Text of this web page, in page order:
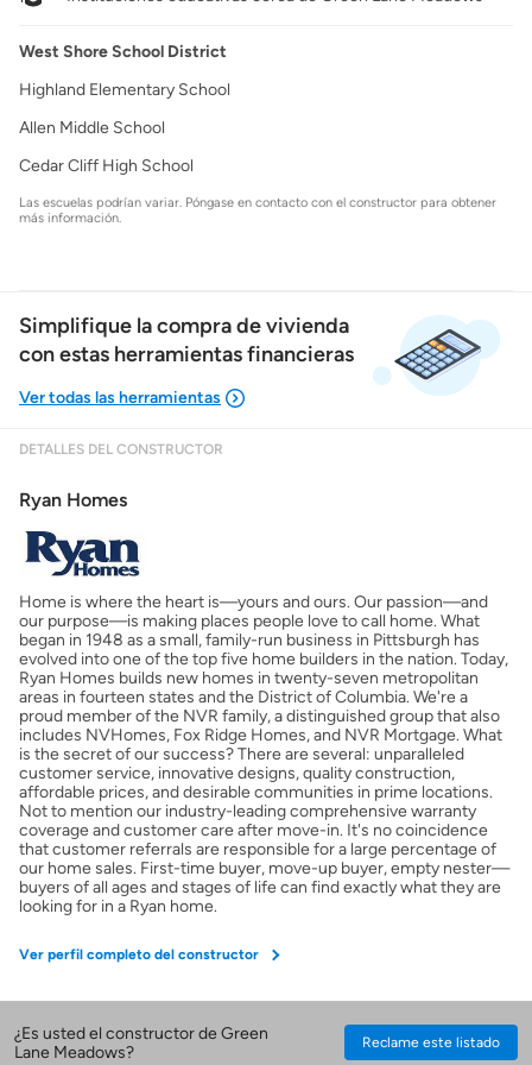
West Shore School District
Highland Elementary School
Allen Middle School
Cedar Cliff High School
Las escuelas podrían variar. Póngase en contacto con el constructor para obtener
más información.
Simplifique la compra de vivienda
con estas herramientas financieras
Costos casa nueva vs. usada
Obtener mi puntaje de crédito
Calcular mi hipoteca
Obtener Aprobación Previa
Preparar mi casa para la venta
Seguro de propietarios
Obtener ofertas por mi casa
DETALLES DEL CONSTRUCTOR
Ryan Homes
Home is where the heart is—yours and ours. Our passion—and
our purpose—is making places people love to call home. What
began in 1948 as a small, family-run business in Pittsburgh has
evolved into one of the top five home builders in the nation. Today,
Ryan Homes builds new homes in twenty-seven metropolitan
areas in fourteen states and the District of Columbia. We're a
proud member of the NVR family, a distinguished group that also
includes NVHomes, Fox Ridge Homes, and NVR Mortgage. What
is the secret of our success? There are several: unparalleled
customer service, innovative designs, quality construction,
affordable prices, and desirable communities in prime locations.
Not to mention our industry-leading comprehensive warranty
coverage and customer care after move-in. It's no coincidence
that customer referrals are responsible for a large percentage of
our home sales. First-time buyer, move-up buyer, empty nester—
buyers of all ages and stages of life can find exactly what they are
looking for in a Ryan home.
Ver perfil completo del constructor
¿Es usted el constructor de Green
Lane Meadows?
Reclame este listado